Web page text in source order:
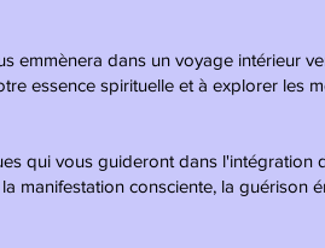
dans un voyage intérieur
essence spirituelle et à explorer les
qui vous guideront dans l'intégration
manifestation consciente, la guérison